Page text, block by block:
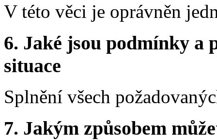
V této věci je oprávněn
6. Jaké jsou podmínky a
situace
Splnění všech
7. Jakým způsobem